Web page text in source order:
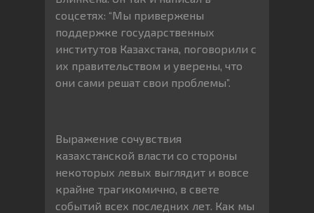
соцсетях: “Мы привержены
поддержке государственных
институтов Казахстана, поговорили с
их правительством и уверены, что
они сами решат свои проблемы”.
Выражение сочувствия
казахстанской власти со стороны
некоторых левых выглядит и вовсе
крайне трагикомично, в свете
событий всех последних лет. Как мы